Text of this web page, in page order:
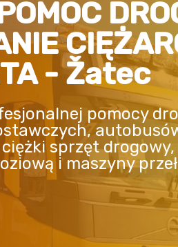
- Žatec
pomocy
sprzęt
i maszyny